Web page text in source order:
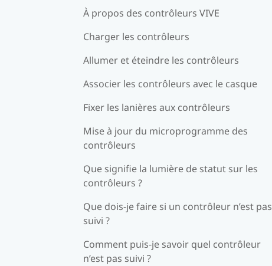
À propos des contrôleurs VIVE
Charger les contrôleurs
Allumer et éteindre les contrôleurs
Associer les contrôleurs avec le casque
Fixer les lanières aux contrôleurs
Mise à jour du microprogramme des
contrôleurs
Que signifie la lumière de statut sur les
contrôleurs ?
Que dois-je faire si un contrôleur n’est pas
suivi ?
Comment puis-je savoir quel contrôleur
n’est pas suivi ?